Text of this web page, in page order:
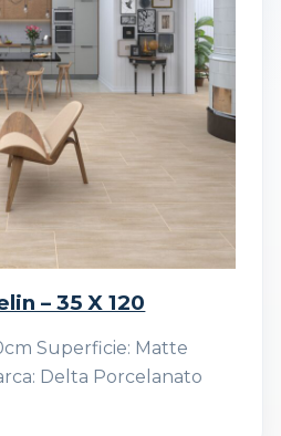
– 35 X 120
Superficie: Matte
Delta Porcelanato